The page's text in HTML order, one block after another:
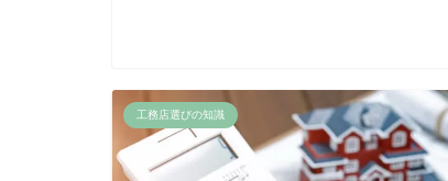
工務店選びの知識